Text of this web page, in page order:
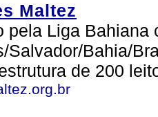
Maltez
pela Liga Bahiana
Salvador/Bahia/
de 200